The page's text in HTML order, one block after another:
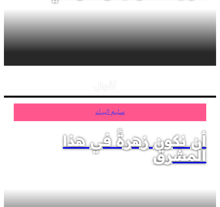
سليم البيك
أن نكون زهرةً في هذا
المشرق